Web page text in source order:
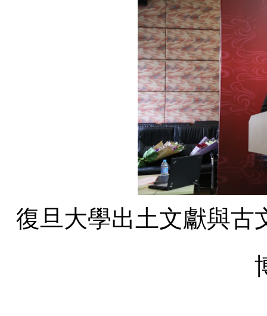
復旦大學出土文獻與古